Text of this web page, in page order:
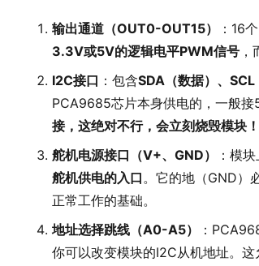
输出通道（OUT0-OUT15）
：16
3.3V或5V的逻辑电平PWM信号
I2C接口 ：包含SDA（数据）、SCL
PCA9685芯片本身供电的，一般接
接，这绝对不行，会立刻烧毁模块！
舵机电源接口（V+、GND）
：模
舵机供电的入口。它的地（GND）
正常工作的基础。
地址选择跳线（A0-A5）
：
你可以改变模块的I2C从机地址。